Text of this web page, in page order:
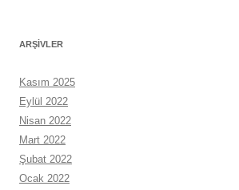
ARŞIVLER
Kasım 2025
Eylül 2022
Nisan 2022
Mart 2022
Şubat 2022
Ocak 2022